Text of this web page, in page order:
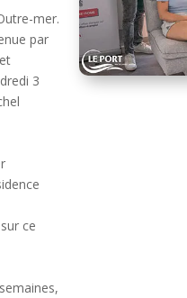
mer.
par
3
ce